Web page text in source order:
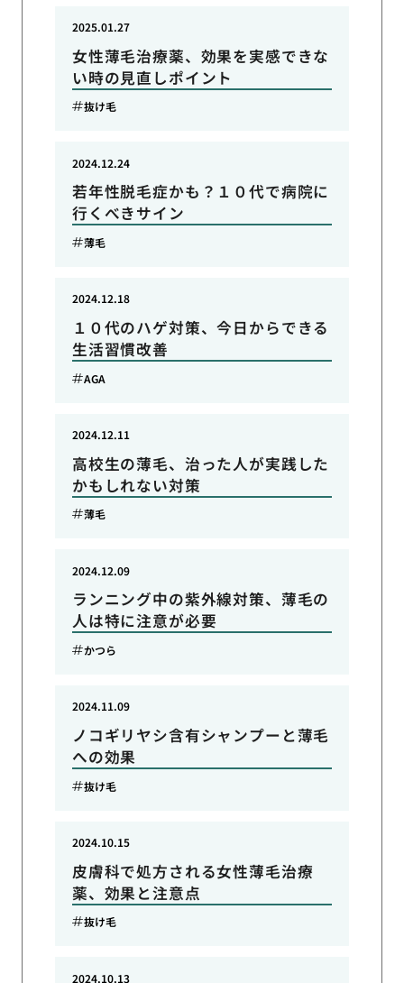
女性薄毛治療薬、効果を実感できな
い時の見直しポイント
2025.01.27
抜け毛
若年性脱毛症かも？１０代で病院に
行くべきサイン
2024.12.24
薄毛
１０代のハゲ対策、今日からできる
生活習慣改善
2024.12.18
AGA
高校生の薄毛、治った人が実践した
かもしれない対策
2024.12.11
薄毛
ランニング中の紫外線対策、薄毛の
人は特に注意が必要
2024.12.09
かつら
ノコギリヤシ含有シャンプーと薄毛
への効果
2024.11.09
抜け毛
皮膚科で処方される女性薄毛治療
薬、効果と注意点
2024.10.15
抜け毛
2024.10.13